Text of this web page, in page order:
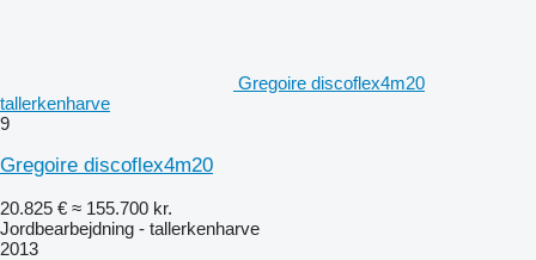
Gregoire discoflex4m20
tallerkenharve
9
Gregoire discoflex4m20
20.825 € ≈ 155.700 kr.
Jordbearbejdning - tallerkenharve
2013